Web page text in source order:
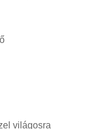
világosra